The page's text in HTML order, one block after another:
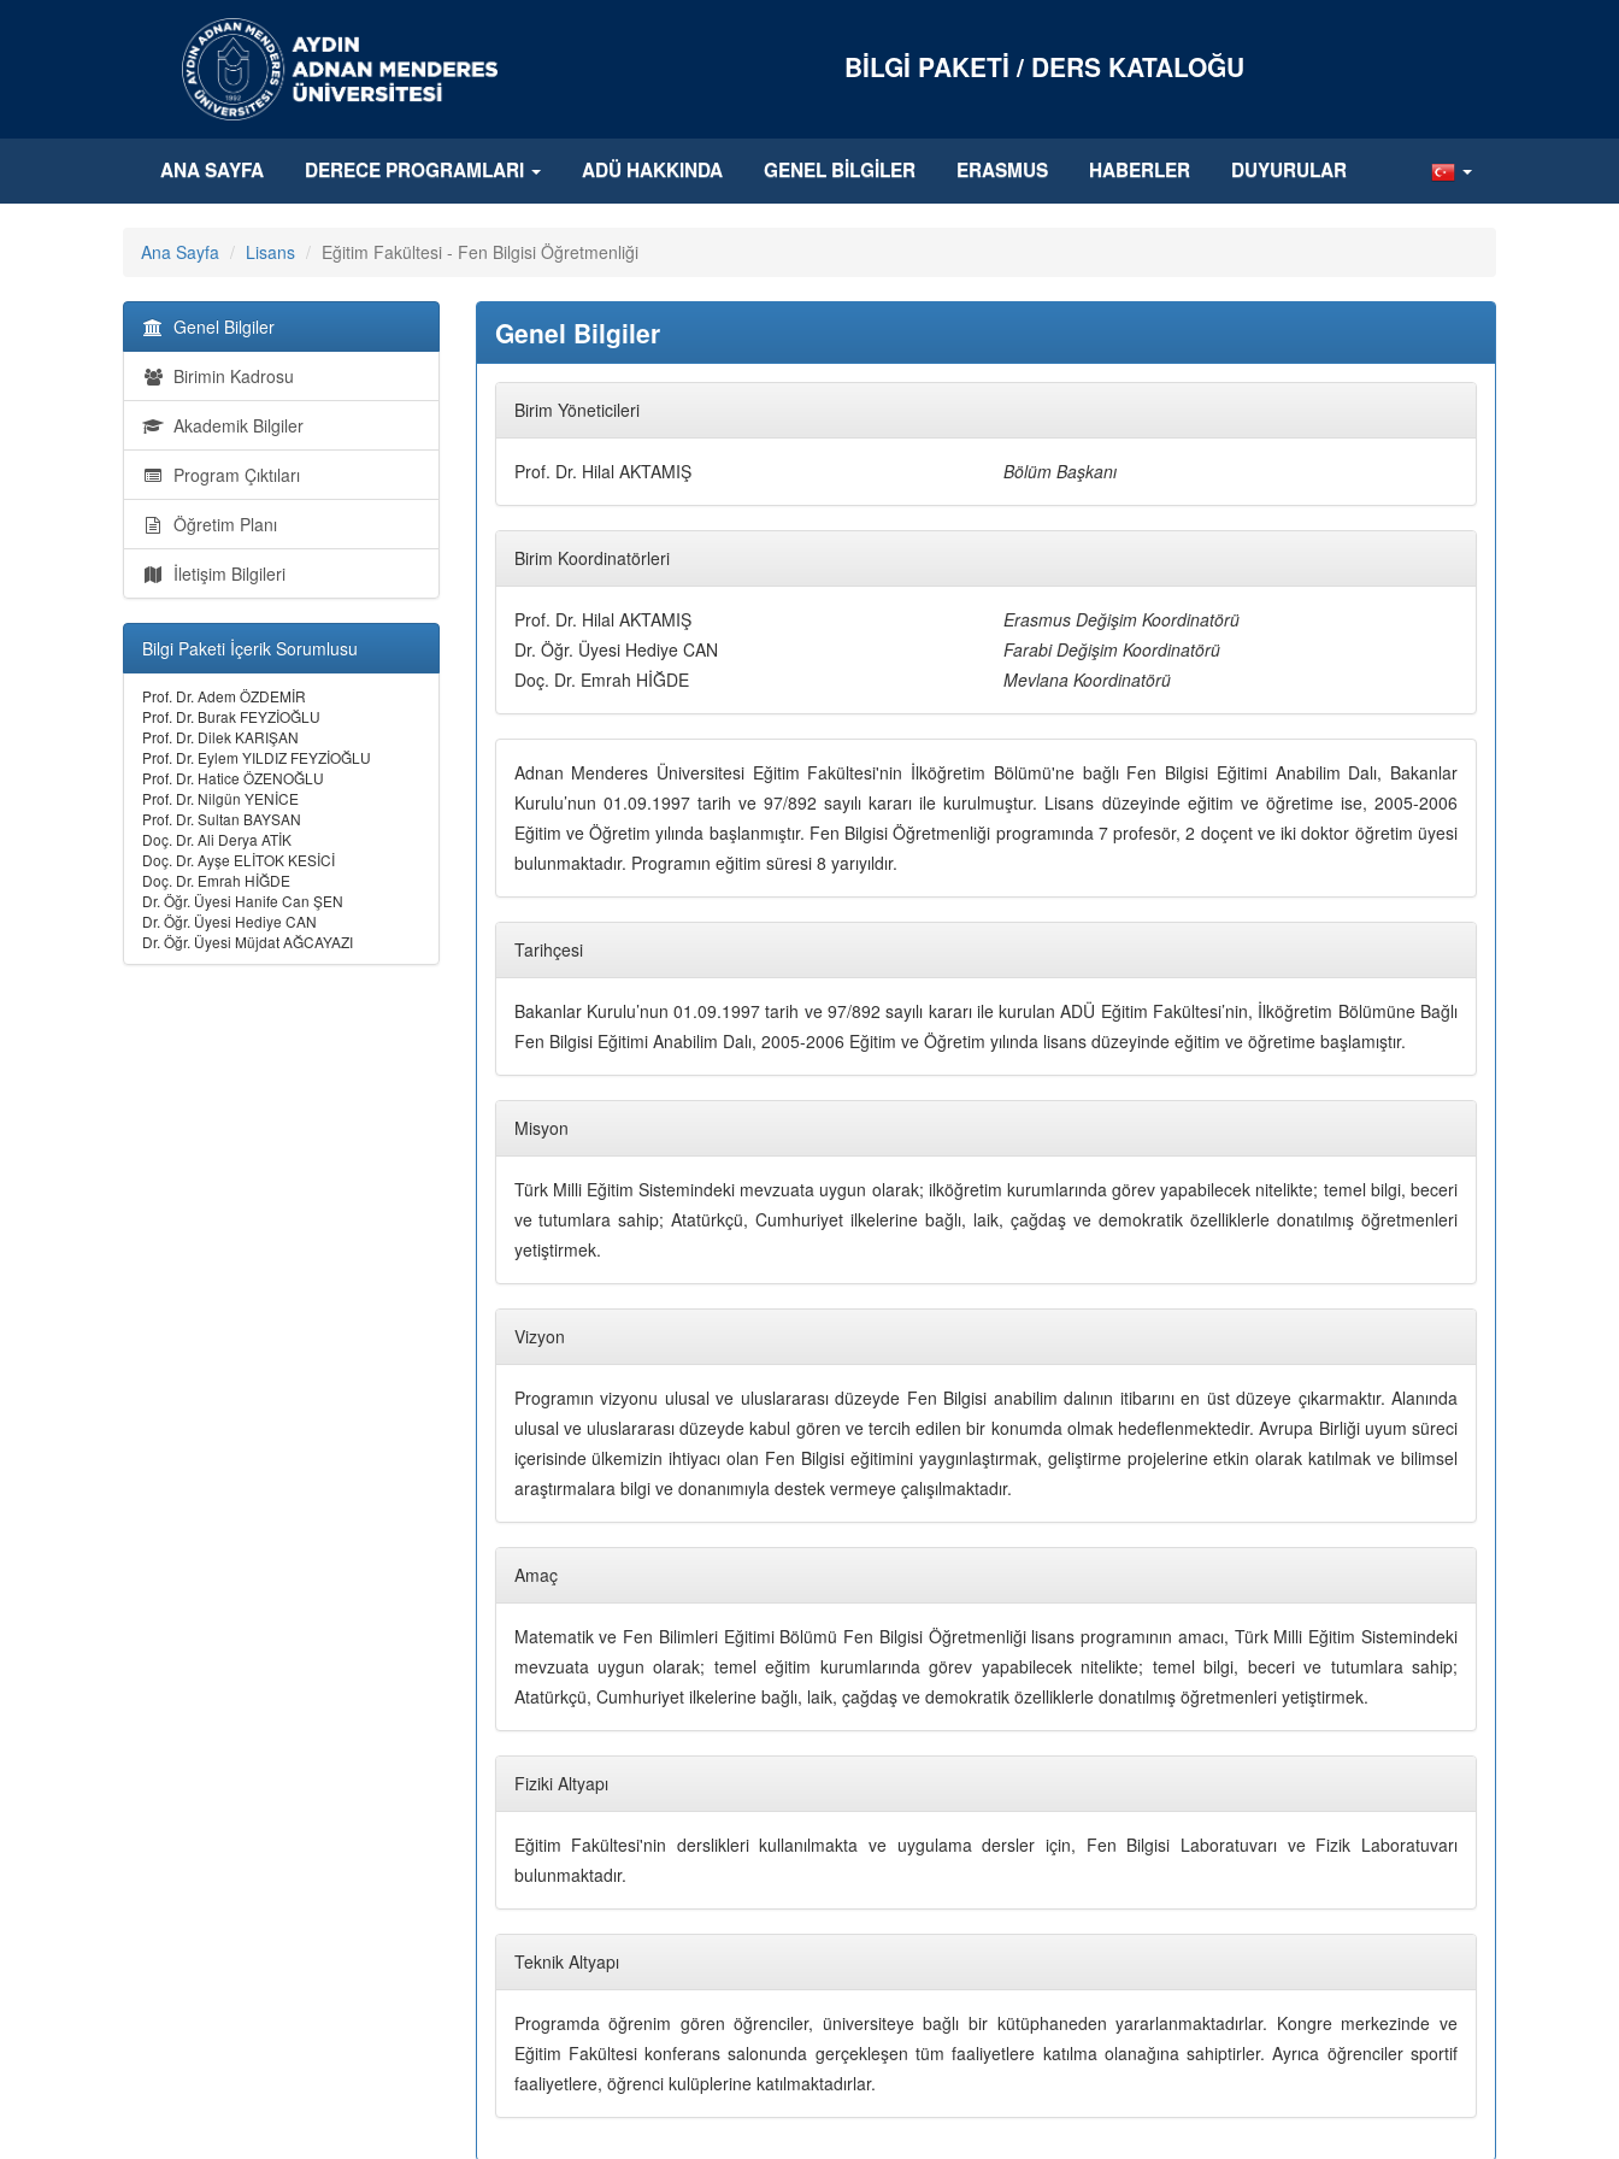
BILGI PAKETI / DERS KATALOĞU
ANA SAYFA DERECE PROGRAMLARI ADÜ HAKKINDA GENEL BILGILER ERASMUS HABERLER DUYURULAR
Ana Sayfa Lisans Eğitim Fakültesi - Fen Bilgisi Öğretmenliği
Genel Bilgiler
Birimin Kadrosu
Akademik Bilgiler
Program Çıktıları
Öğretim Planı
İletişim Bilgileri
Bilgi Paketi İçerik Sorumlusu
Prof. Dr. Adem ÖZDEMİR
Prof. Dr. Burak FEYZİOĞLU
Prof. Dr. Dilek KARIŞAN
Prof. Dr. Eylem YILDIZ FEYZİOĞLU
Prof. Dr. Hatice ÖZENOĞLU
Prof. Dr. Nilgün YENİCE
Prof. Dr. Sultan BAYSAN
Doç. Dr. Ali Derya ATİK
Doç. Dr. Ayşe ELİTOK KESİCİ
Doç. Dr. Emrah HİĞDE
Dr. Öğr. Üyesi Hanife Can ŞEN
Dr. Öğr. Üyesi Hediye CAN
Dr. Öğr. Üyesi Müjdat AĞCAYAZI
Genel Bilgiler
Birim Yöneticileri
Prof. Dr. Hilal AKTAMIŞ Bölüm Başkanı
Birim Koordinatörleri
Prof. Dr. Hilal AKTAMIŞ
Erasmus Değişim Koordinatörü
Dr. Öğr. Üyesi Hediye CAN
Farabi Değişim Koordinatörü
Doç. Dr. Emrah HİĞDE
Mevlana Koordinatörü
Adnan Menderes Üniversitesi Eğitim Fakültesi'nin İlköğretim Bölümü'ne bağlı Fen Bilgisi Eğitimi Anabilim Dalı, Bakanlar
Kurulu’nun 01.09.1997 tarih ve 97/892 sayılı kararı ile kurulmuştur. Lisans düzeyinde eğitim ve öğretime ise, 2005-2006
Eğitim ve Öğretim yılında başlanmıştır. Fen Bilgisi Öğretmenliği programında 7 profesör, 2 doçent ve iki doktor öğretim üyesi
bulunmaktadır. Programın eğitim süresi 8 yarıyıldır.
Tarihçesi
Bakanlar Kurulu’nun 01.09.1997 tarih ve 97/892 sayılı kararı ile kurulan ADÜ Eğitim Fakültesi’nin, İlköğretim Bölümüne Bağlı
Fen Bilgisi Eğitimi Anabilim Dalı, 2005-2006 Eğitim ve Öğretim yılında lisans düzeyinde eğitim ve öğretime başlamıştır.
Misyon
Türk Milli Eğitim Sistemindeki mevzuata uygun olarak; ilköğretim kurumlarında görev yapabilecek nitelikte; temel bilgi, beceri
ve tutumlara sahip; Atatürkçü, Cumhuriyet ilkelerine bağlı, laik, çağdaş ve demokratik özelliklerle donatılmış öğretmenleri
yetiştirmek.
Vizyon
Programın vizyonu ulusal ve uluslararası düzeyde Fen Bilgisi anabilim dalının itibarını en üst düzeye çıkarmaktır. Alanında
ulusal ve uluslararası düzeyde kabul gören ve tercih edilen bir konumda olmak hedeflenmektedir. Avrupa Birliği uyum süreci
içerisinde ülkemizin ihtiyacı olan Fen Bilgisi eğitimini yaygınlaştırmak, geliştirme projelerine etkin olarak katılmak ve bilimsel
araştırmalara bilgi ve donanımıyla destek vermeye çalışılmaktadır.
Amaç
Matematik ve Fen Bilimleri Eğitimi Bölümü Fen Bilgisi Öğretmenliği lisans programının amacı, Türk Milli Eğitim Sistemindeki
mevzuata uygun olarak; temel eğitim kurumlarında görev yapabilecek nitelikte; temel bilgi, beceri ve tutumlara sahip;
Atatürkçü, Cumhuriyet ilkelerine bağlı, laik, çağdaş ve demokratik özelliklerle donatılmış öğretmenleri yetiştirmek.
Fiziki Altyapı
Eğitim Fakültesi'nin derslikleri kullanılmakta ve uygulama dersler için, Fen Bilgisi Laboratuvarı ve Fizik Laboratuvarı
bulunmaktadır.
Teknik Altyapı
Programda öğrenim gören öğrenciler, üniversiteye bağlı bir kütüphaneden yararlanmaktadırlar. Kongre merkezinde ve
Eğitim Fakültesi konferans salonunda gerçekleşen tüm faaliyetlere katılma olanağına sahiptirler. Ayrıca öğrenciler sportif
faaliyetlere, öğrenci kulüplerine katılmaktadırlar.